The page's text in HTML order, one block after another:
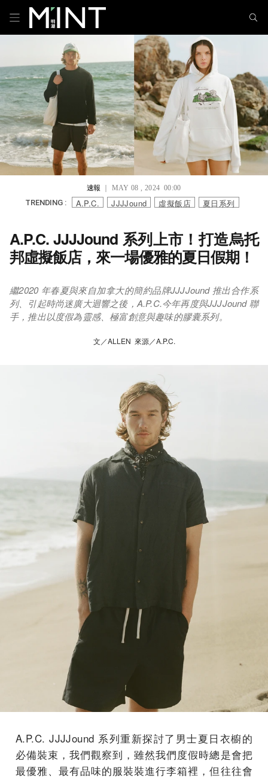
速報 ｜ MAY 08 , 2024 00:00
TRENDING : A.P.C. JJJJound 虛擬飯店 夏日系列
A.P.C. JJJJound 系列上市！打造烏托
邦虛擬飯店，來一場優雅的夏日假期！
繼2020 年春夏與來自加拿大的簡約品牌JJJJound 推出合作系
列、引起時尚迷廣大迴響之後，A.P.C.今年再度與JJJJound 聯
手，推出以度假為靈感、極富創意與趣味的膠囊系列。
文／ALLEN 來源／A.P.C.
A.P.C. JJJJound 系列重新探討了男士夏日衣櫥的
必備裝束，我們觀察到，雖然我們度假時總是會把
最優雅、最有品味的服裝裝進行李箱裡，但往往會